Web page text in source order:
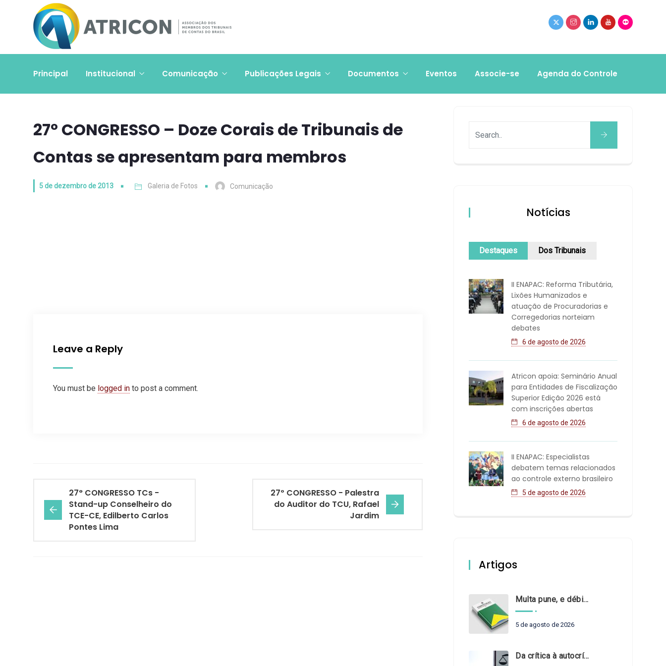
Principal Institucional Comunicação Publicações Legais Documentos Eventos Associe-se Agenda do Controle
27º CONGRESSO – Doze Corais de Tribunais de
Contas se apresentam para membros
5 de dezembro de 2013 Galeria de Fotos Comunicação
Leave a Reply
You must be logged in to post a comment.
27° CONGRESSO TCs -
Stand-up Conselheiro do
TCE-CE, Edilberto Carlos
Pontes Lima
27º CONGRESSO - Palestra
do Auditor do TCU, Rafael
Jardim
Notícias
Destaques Dos Tribunais
II ENAPAC: Reforma Tributária,
Lixões Humanizados e
atuação de Procuradorias e
Corregedorias norteiam
debates
6 de agosto de 2026
Atricon apoia: Seminário Anual
para Entidades de Fiscalização
Superior Edição 2026 está
com inscrições abertas
6 de agosto de 2026
II ENAPAC: Especialistas
debatem temas relacionados
ao controle externo brasileiro
5 de agosto de 2026
Artigos
Multa pune, e débito recompõe. § 3º do art. 71 da Constituição: um problema de legística formal
5 de agosto de 2026
Da crítica à autocrítica: Tribunais de Contas sob um novo olhar?